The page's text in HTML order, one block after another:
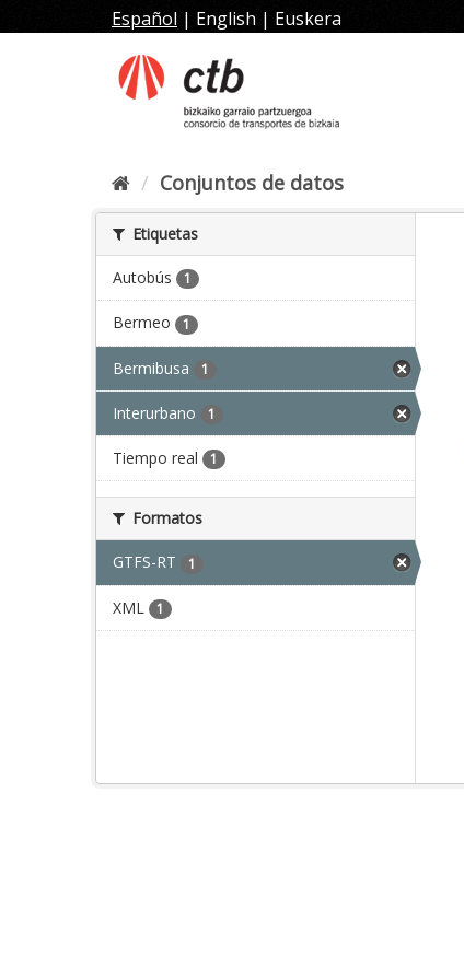
al
Español | English | Euskera
Conjuntos de datos
Etiquetas
Autobús 1
Bermeo 1
Bermibusa 1
Interurbano 1
Tiempo real 1
Formatos
GTFS-RT 1
XML 1